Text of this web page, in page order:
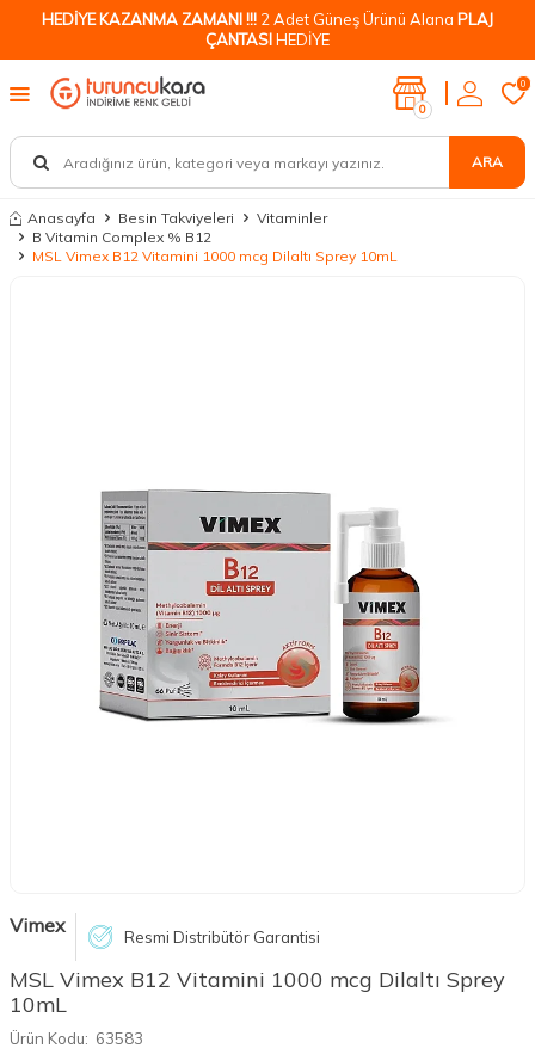
HEDİYE KAZANMA ZAMANI !!! 2 Adet Güneş Ürünü Alana PLAJ
ÇANTASIHEDİYE
ARA
0
0
Anasayfa Besin Takviyeleri
Vitaminler
B Vitamin Complex % B12
MSL Vimex B12 Vitamini 1000 mcg Dilaltı Sprey 10mL
Vimex Resmi Distribütör Garantisi
MSL Vimex B12 Vitamini 1000 mcg Dilaltı Sprey
10mL
Ürün Kodu: 63583